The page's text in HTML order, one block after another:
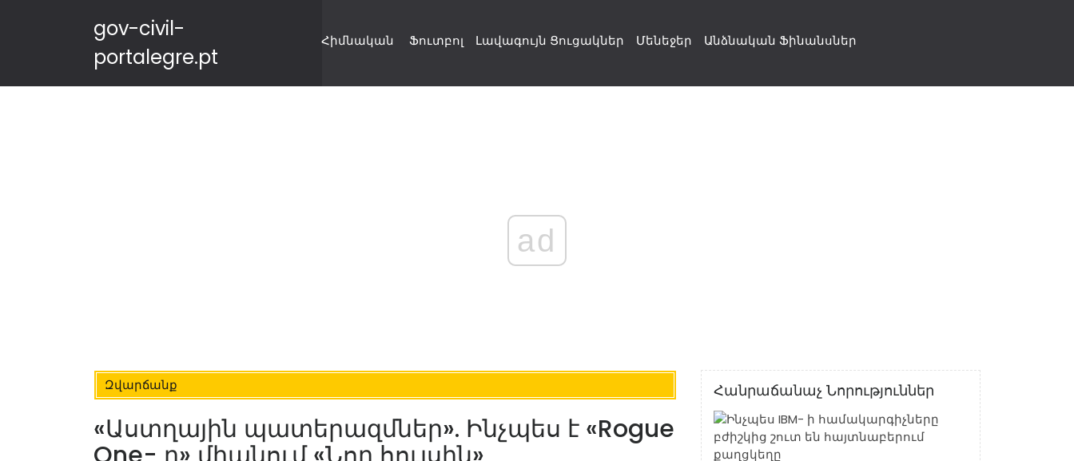
gov-civil-
portalegre.pt
Հիմնական Ֆուտբոլ Լավագույն Ցուցակներ Մենեջեր Անձնական Ֆինանսներ
ad
Զվարճանք
«Աստղային պատերազմներ». Ինչպես է «Rogue
Հանրաճանաչ Նորություններ